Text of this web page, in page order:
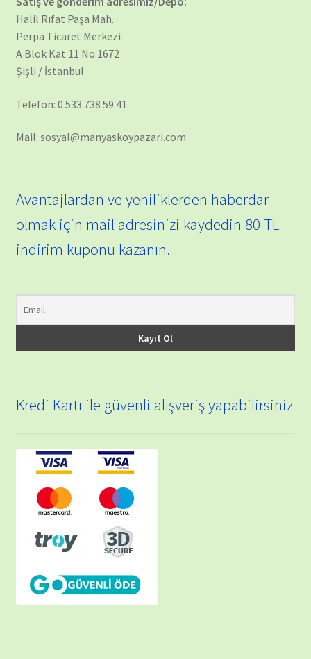
Halil Rıfat Paşa Mah.
Perpa Ticaret Merkezi
A Blok Kat 11 No:1672
Şişli / İstanbul
Telefon: 0 533 738 59 41
Mail: sosyal@manyaskoypazari.com
Avantajlardan ve yeniliklerden haberdar
olmak için mail adresinizi kaydedin 80 TL
indirim kuponu kazanın.
Kredi Kartı ile güvenli alışveriş yapabilirsiniz